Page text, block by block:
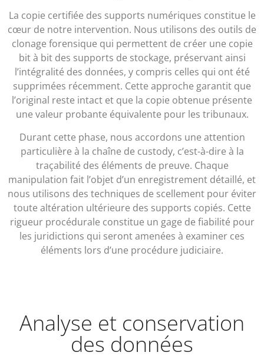
La copie certifiée des supports numériques constitue le
cœur de notre intervention. Nous utilisons des outils de
clonage forensique qui permettent de créer une copie
bit à bit des supports de stockage, préservant ainsi
l’intégralité des données, y compris celles qui ont été
supprimées récemment. Cette approche garantit que
l’original reste intact et que la copie obtenue présente
une valeur probante équivalente pour les tribunaux.
Durant cette phase, nous accordons une attention
particulière à la chaîne de custody, c’est-à-dire à la
traçabilité des éléments de preuve. Chaque
manipulation fait l’objet d’un enregistrement détaillé, et
nous utilisons des techniques de scellement pour éviter
toute altération ultérieure des supports copiés. Cette
rigueur procédurale constitue un gage de fiabilité pour
les juridictions qui seront amenées à examiner ces
éléments lors d’une procédure judiciaire.
Analyse et conservation
des données